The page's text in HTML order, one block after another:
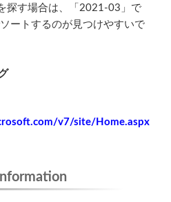
探す場合は、「2021-03」で
ートするのが見つけやすいで
v7/site/Home.aspx